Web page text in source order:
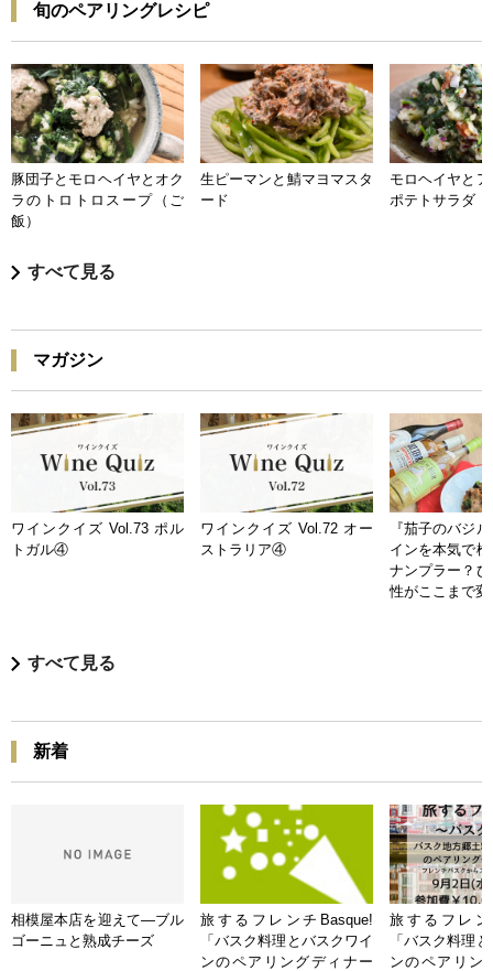
旬のペアリングレシピ
豚団子とモロヘイヤとオク
ラのトロトロスープ（ご
飯）
生ピーマンと鯖マヨマスタ
ード
モロヘイヤと
ポテトサラダ
すべて見る
マガジン
ワインクイズ Vol.73 ポル
トガル④
ワインクイズ Vol.72 オー
ストラリア④
『茄子のバジ
インを本気で
ナンプラー？
性がここまで
すべて見る
新着
相模屋本店を迎えて―ブル
ゴーニュと熟成チーズ
旅するフレンチBasque!
「バスク料理とバスクワイ
ンのペアリングディナー
旅するフレン
「バスク料理
ンのペアリン